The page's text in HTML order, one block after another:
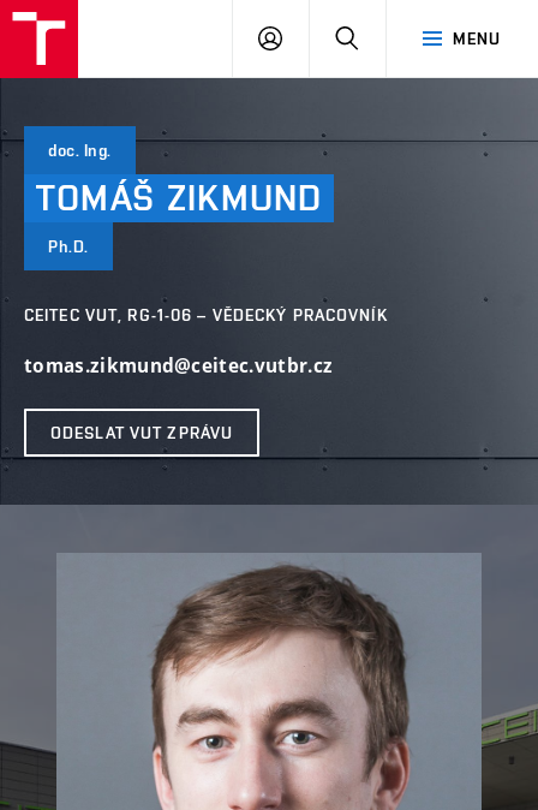
MENU
PŘIHLÁSIT
doc. Ing.
TOMÁŠ ZIKMUND
Ph.D.
CEITEC VUT, RG-1-06 – VĚDECKÝ PRACOVNÍK
tomas.zikmund@ceitec.vutbr.cz
ODESLAT VUT ZPRÁVU